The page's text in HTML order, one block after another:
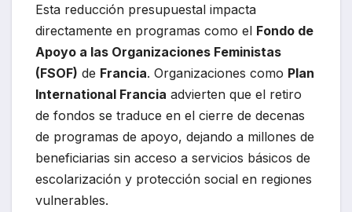
Esta reducción presupuestal impacta
directamente en programas como el Fondo de
Apoyo a las Organizaciones Feministas
(FSOF) de Francia. Organizaciones como Plan
International Francia advierten que el retiro
de fondos se traduce en el cierre de decenas
de programas de apoyo, dejando a millones de
beneficiarias sin acceso a servicios básicos de
escolarización y protección social en regiones
vulnerables.